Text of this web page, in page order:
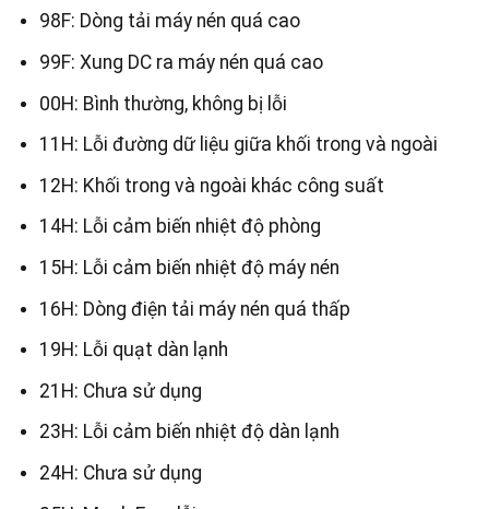
98F: Dòng tải máy nén quá cao
99F: Xung DC ra máy nén quá cao
00H: Bình thường, không bị lỗi
11H: Lỗi đường dữ liệu giữa khối trong và ngoài
12H: Khối trong và ngoài khác công suất
14H: Lỗi cảm biến nhiệt độ phòng
15H: Lỗi cảm biến nhiệt độ máy nén
16H: Dòng điện tải máy nén quá thấp
19H: Lỗi quạt dàn lạnh
21H: Chưa sử dụng
23H: Lỗi cảm biến nhiệt độ dàn lạnh
24H: Chưa sử dụng